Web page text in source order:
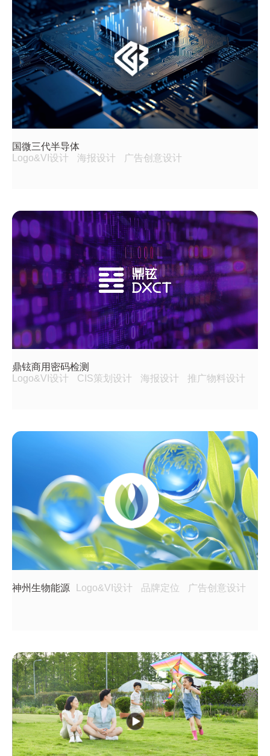
国微三代半导体
Logo&VI设计
海报设计 广告创意设计
鼎铉商用密码检测
Logo&VI设计
CIS策划设计 海报设计 推广物料设计
神州生物能源 Logo&VI设计 品牌定位 广告创意设计